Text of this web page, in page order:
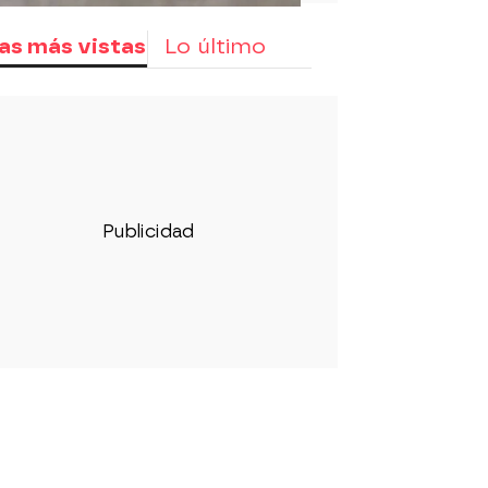
más vistas Lo último